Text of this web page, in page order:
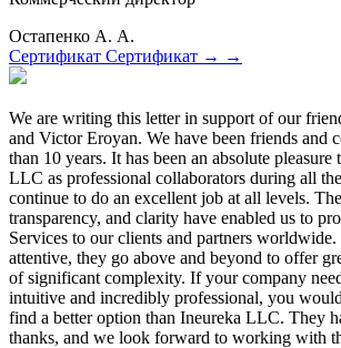
Остапенко А. А.
Сертификат Сертификат → →
We are writing this letter in support of our
and Victor Eroyan. We have been friends and
than 10 years. It has been an absolute pleasure
LLC as professional collaborators during all
continue to do an excellent job at all levels.
transparency, and clarity have enabled us to
Services to our clients and partners
attentive, they go above and beyond to offer
of significant complexity. If your company
intuitive and incredibly professional, you
find a better option than Ineureka LLC. They
thanks, and we look forward to working with